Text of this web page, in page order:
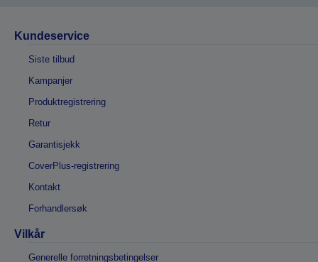
Kundeservice
Siste tilbud
Kampanjer
Produktregistrering
Retur
Garantisjekk
CoverPlus-registrering
Kontakt
Forhandlersøk
Vilkår
Generelle forretningsbetingelser